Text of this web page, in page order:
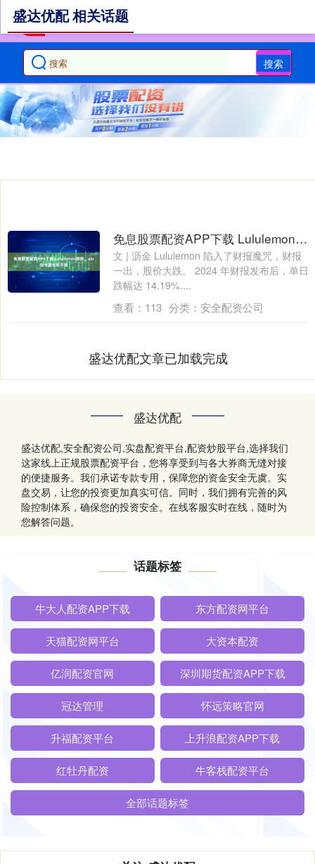
搜索
盛达优配 相关话题
免息股票配资APP下载 Lululemon摔倒，alo在中国也吃不饱
文 | 沥金 Lululemon 陷入了财报魔咒，财报
一出，股价大跌。 2024 年财报发布后，单日
跌幅达 14.19%....
查看： 113 分类： 安全配资公司
盛达优配文章已加载完成
盛达优配
盛达优配,安全配资公司,实盘配资平台,配资炒股平台,选择我们
这家线上正规股票配资平台，您将享受到与各大券商无缝对接
的便捷服务。我们承诺专款专用，保障您的资金安全无虞。实
盘交易，让您的投资更加真实可信。同时，我们拥有完善的风
险控制体系，确保您的投资安全。在线客服实时在线，随时为
您解答问题。
话题标签
牛大人配资APP下载 东方配资网平台
天猫配资网平台 大资本配资
亿润配资官网 深圳期货配资APP下载
冠达管理 怀远策略官网
升福配资平台 上升浪配资APP下载
红牡丹配资 牛客栈配资平台
全部话题标签